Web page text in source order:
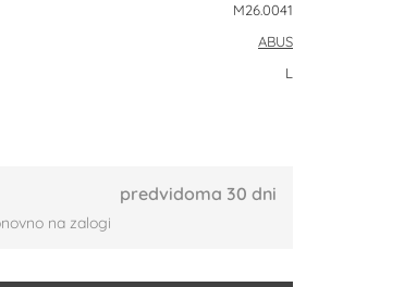
M26.0041
ABUS
L
predvidoma 30 dni
na zalogi